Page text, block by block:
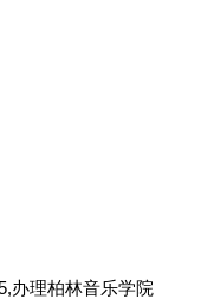
办理柏林音乐学院